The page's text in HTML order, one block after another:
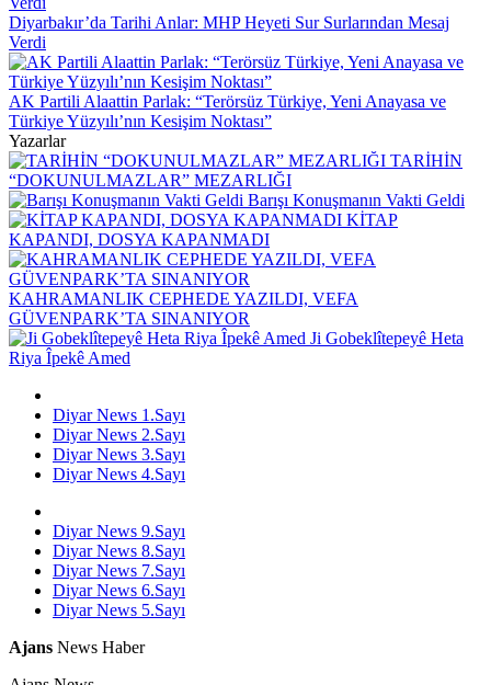
Diyarbakır’da Tarihi Anlar: MHP Heyeti Sur Surlarından Mesaj
Verdi
AK Partili Alaattin Parlak: “Terörsüz Türkiye, Yeni Anayasa ve
Türkiye Yüzyılı’nın Kesişim Noktası”
Yazarlar
TARİHİN
“DOKUNULMAZLAR” MEZARLIĞI
Barışı Konuşmanın Vakti Geldi
KİTAP
KAPANDI, DOSYA KAPANMADI
KAHRAMANLIK CEPHEDE YAZILDI, VEFA
GÜVENPARK’TA SINANIYOR
Ji Gobeklîtepeyê Heta
Riya Îpekê Amed
Diyar News 1.Sayı
Diyar News 2.Sayı
Diyar News 3.Sayı
Diyar News 4.Sayı
Diyar News 9.Sayı
Diyar News 8.Sayı
Diyar News 7.Sayı
Diyar News 6.Sayı
Diyar News 5.Sayı
Ajans News Haber